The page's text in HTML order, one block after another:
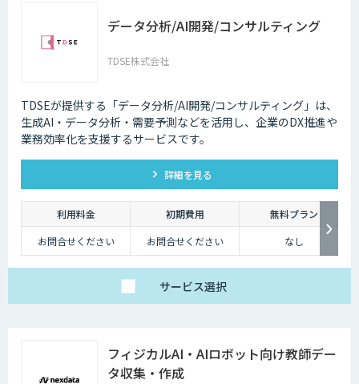
データ分析/AI開発/コンサルティング
TDSE株式会社
TDSEが提供する「データ分析/AI開発/コンサルティング」は、
生成AI・データ分析・需要予測などを活用し、企業のDX推進や
業務効率化を支援するサービスです。
詳細を見る
利用料金 初期費用
無料プラン
お問合せください
お問合せください なし
サービス選択
フィジカルAI・AIロボット向け教師デー
タ収集・作成